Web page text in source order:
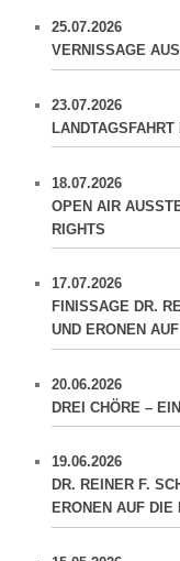
25.07.2026
VERNISSAGE
23.07.2026
18.07.2026
OPEN AIR
RIGHTS
17.07.2026
FINISSAGE DR.
UND ERONEN
20.06.2026
DREI CHÖRE –
19.06.2026
DR. REINER F.
ERONEN AUF DIE